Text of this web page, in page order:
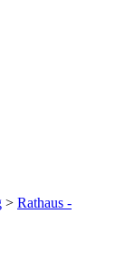
> Rathaus -